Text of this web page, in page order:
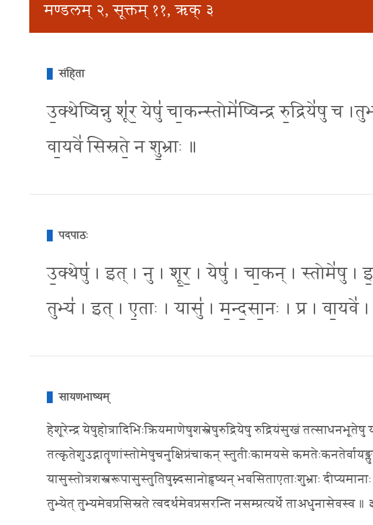
मण्डलम् २, सूक्तम् ११, ऋक् ३
संहिता
उ॒क्थेष्विन्नु शू॑र॒ येषु॑ चा॒कन्स्तोमे॑ष्विन्द्र रु॒द्रिये॑षु च
वा॒यवे॑ सिस्रते॒ न शु॒भ्राः ॥
पदपाठः
उ॒क्थेषु॑ । इत् । नु । शू॒र॒ । येषु॑ । चा॒कन् । स्तोमे॑षु ।
तुभ्य॑ । इत् । ए॒ताः । यासु॑ । म॒न्द॒सा॒नः । प्र । वा॒यवे॑ ।
सायणभाष्यम्
हेशूरेन्द्र येषुहोत्रादिभिःक्रियमाणेषुशस्त्रेषुरुद्रियेषु रुद्रियंसुखं तत्साधनभूतेषु
तत्कृतेशुउद्गातॄणांस्तोमेषुचनुक्षिप्रंचाकन् स्तुतीःकामयसे
यासुस्तोत्रशस्त्ररूपासुस्तुतिषुम्न्दसानोहृष्यन् भवसिताएताःशुभ्राः
तुभ्येत् तुभ्यमेवप्रसिस्रते त्वदर्थमेवप्रसरन्ति नसम्प्रत्यर्थे ताअधुनासेवस्व ॥